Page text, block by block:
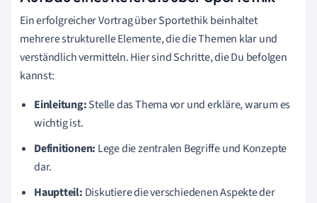
Ein erfolgreicher Vortrag über Sportethik beinhaltet
mehrere strukturelle Elemente, die die Themen klar und
verständlich vermitteln. Hier sind Schritte, die Du befolgen
kannst:
Einleitung:Stelle das Thema vor und erkläre, warum es
wichtig ist.
Definitionen: Lege die zentralen Begriffe und Konzepte
dar.
Hauptteil: Diskutiere die verschiedenen Aspekte der